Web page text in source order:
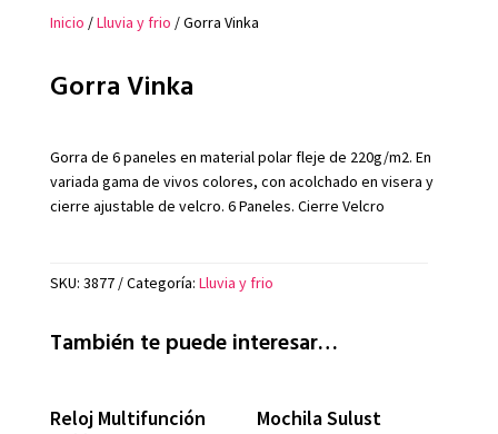
Inicio /Lluvia y frio / Gorra Vinka
Gorra Vinka
Gorra de 6 paneles en material polar fleje de 220g/m2. En
variada gama de vivos colores, con acolchado en visera y
cierre ajustable de velcro. 6 Paneles. Cierre Velcro
SKU: 3877 Categoría: Lluvia y frio
También te puede interesar…
Reloj Multifunción
Mochila Sulust